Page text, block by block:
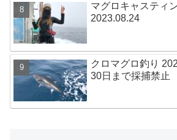
マグロキャスティ
2023.08.24
クロマグロ釣り
30日まで採捕禁止